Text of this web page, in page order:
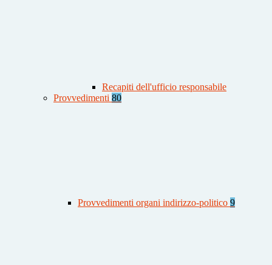
Recapiti dell'ufficio responsabile
Provvedimenti 80
Provvedimenti organi indirizzo-politico 9